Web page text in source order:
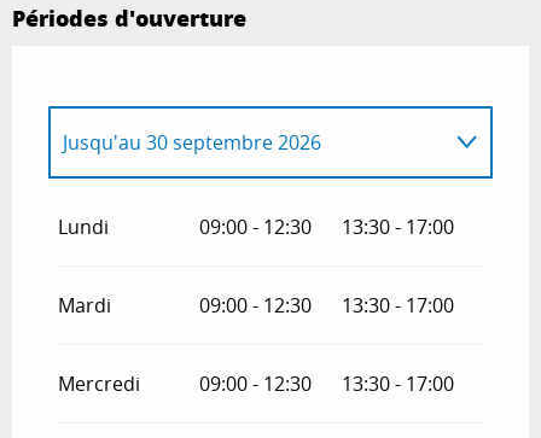
Périodes d'ouverture
Jusqu'au 30 septembre 2026
Lundi 09:00 - 12:30 13:30 - 17:00
Mardi 09:00 - 12:30 13:30 - 17:00
Mercredi 09:00 - 12:30 13:30 - 17:00